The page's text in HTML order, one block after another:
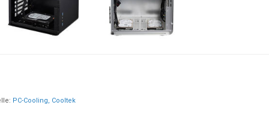
PC-Cooling, Cooltek